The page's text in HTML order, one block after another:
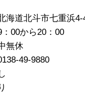
道北斗市七重浜4-
00から20：00
無休
49-9880